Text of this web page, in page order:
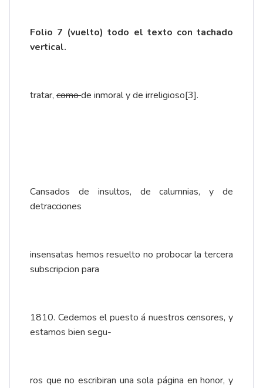
Folio 7 (vuelto) todo el texto con tachado
vertical.
tratar, comode inmoral y de irreligioso[3].
Cansados de insultos, de calumnias, y de
detracciones
insensatas hemos resuelto no probocar la tercera
subscripcion para
1810. Cedemos el puesto á nuestros censores, y
estamos bien segu-
ros que no escribiran una sola página en honor, y